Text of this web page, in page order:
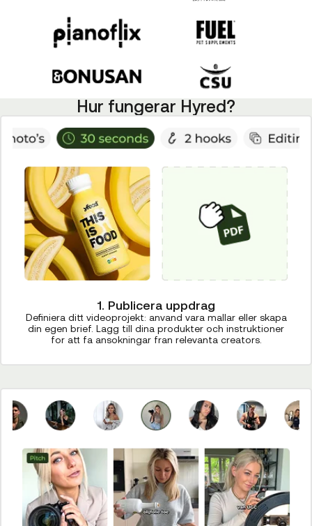
Hur fungerar Hyred?
1. Publicera uppdrag
Definiera ditt videoprojekt: anvand vara mallar eller skapa
din egen brief. Lagg till dina produkter och instruktioner
for att fa ansokningar fran relevanta creators.